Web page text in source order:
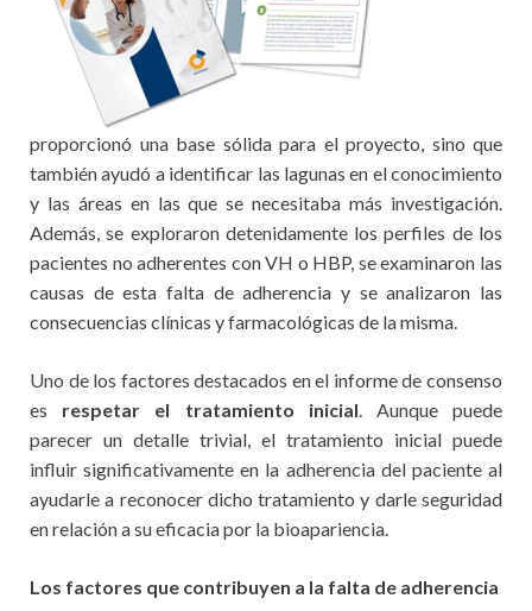
proporcionó una base sólida para el proyecto, sino que
también ayudó a identificar las lagunas en el conocimiento
y las áreas en las que se necesitaba más investigación.
Además, se exploraron detenidamente los perfiles de los
pacientes no adherentes con VH o HBP, se examinaron las
causas de esta falta de adherencia y se analizaron las
consecuencias clínicas y farmacológicas de la misma.
Uno de los factores destacados en el informe de consenso
es respetar el tratamiento inicial. Aunque puede
parecer un detalle trivial, el tratamiento inicial puede
influir significativamente en la adherencia del paciente al
ayudarle a reconocer dicho tratamiento y darle seguridad
en relación a su eficacia por la bioapariencia.
Los factores que contribuyen a la falta de adherencia